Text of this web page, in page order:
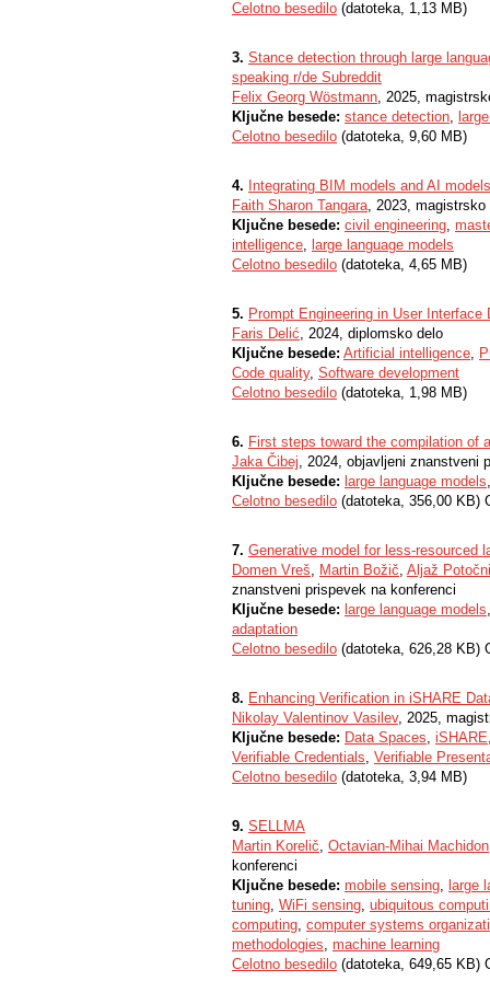
Celotno besedilo (datoteka, 1,13 MB)
3. Stance detection through large
speaking r/de Subreddit
Felix Georg Wöstmann, 2025,
Ključne besede: stance detection,
Celotno besedilo (datoteka, 9,60 MB)
4. Integrating BIM models and AI
Faith Sharon Tangara, 2023, magistrsko
Ključne besede: civil engineering,
intelligence, large language models
Celotno besedilo (datoteka, 4,65 MB)
5. Prompt Engineering in User Interface
Faris Delić, 2024, diplomsko delo
Ključne besede: Artificial intelligence,
Code quality, Software development
Celotno besedilo (datoteka, 1,98 MB)
6. First steps toward the compilation of
Jaka Čibej, 2024, objavljeni znanstveni
Ključne besede: large language models
Celotno besedilo (datoteka, 356,00 KB)
7. Generative model for less-resourced
Domen Vreš, Martin Božič, Aljaž
znanstveni prispevek na konferenci
Ključne besede: large language models
adaptation
Celotno besedilo (datoteka, 626,28 KB)
8. Enhancing Verification in iSHARE
Nikolay Valentinov Vasilev, 2025,
Ključne besede: Data Spaces, iSHARE
Verifiable Credentials, Verifiable
Celotno besedilo (datoteka, 3,94 MB)
9. SELLMA
Martin Korelič, Octavian-Mihai Machidon
konferenci
Ključne besede: mobile sensing, large
tuning, WiFi sensing, ubiquitous
computing, computer systems
methodologies, machine learning
Celotno besedilo (datoteka, 649,65 KB)